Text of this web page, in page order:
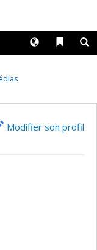
Liens
Langues
Modifier son profil